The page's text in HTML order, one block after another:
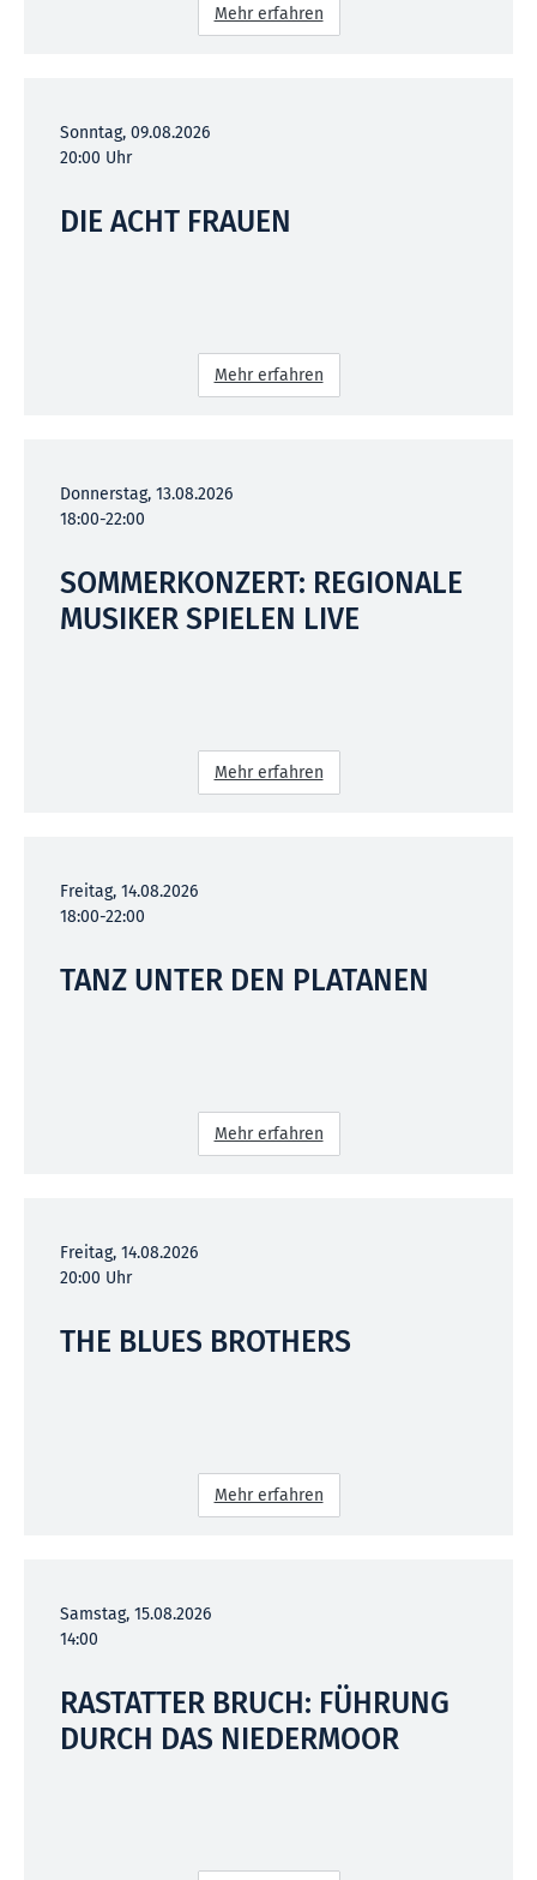
Mehr erfahren
Sonntag, 09.08.2026
20:00 Uhr
DIE ACHT FRAUEN
Mehr erfahren
Donnerstag, 13.08.2026
18:00-22:00
SOMMERKONZERT: REGIONALE
MUSIKER SPIELEN LIVE
Mehr erfahren
Freitag, 14.08.2026
18:00-22:00
TANZ UNTER DEN PLATANEN
Mehr erfahren
Freitag, 14.08.2026
20:00 Uhr
THE BLUES BROTHERS
Mehr erfahren
Samstag, 15.08.2026
14:00
RASTATTER BRUCH: FÜHRUNG
DURCH DAS NIEDERMOOR